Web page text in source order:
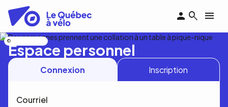
contenu
principal
Espace personnel
Connexion Inscription
Courriel